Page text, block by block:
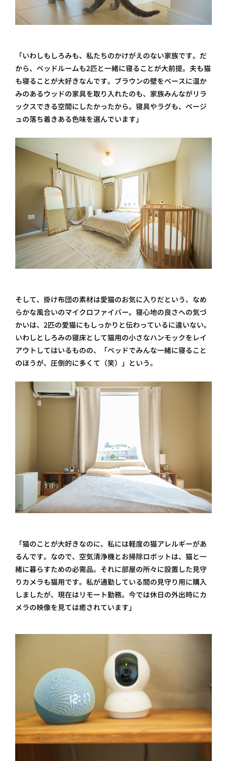
「いわしもしろみも、私たちのかけがえのない家族です。だ
から、ベッドルームも2匹と一緒に寝ることが大前提。夫も猫
も寝ることが大好きなんです。ブラウンの壁をベースに温か
みのあるウッドの家具を取り入れたのも、家族みんながリラ
ックスできる空間にしたかったから。寝具やラグも、ベージ
ュの落ち着きある色味を選んでいます」
そして、掛け布団の素材は愛猫のお気に入りだという、なめ
らかな風合いのマイクロファイバー。寝心地の良さへの気づ
かいは、2匹の愛猫にもしっかりと伝わっているに違いない。
いわしとしろみの寝床として猫用の小さなハンモックをレイ
アウトしてはいるものの、「ベッドでみんな一緒に寝ること
のほうが、圧倒的に多くて（笑）」という。
「猫のことが大好きなのに、私には軽度の猫アレルギーがあ
るんです。なので、空気清浄機とお掃除ロボットは、猫と一
緒に暮らすための必需品。それに部屋の所々に設置した見守
りカメラも猫用です。私が通勤している間の見守り用に購入
しましたが、現在はリモート勤務。今では休日の外出時にカ
メラの映像を見ては癒されています」